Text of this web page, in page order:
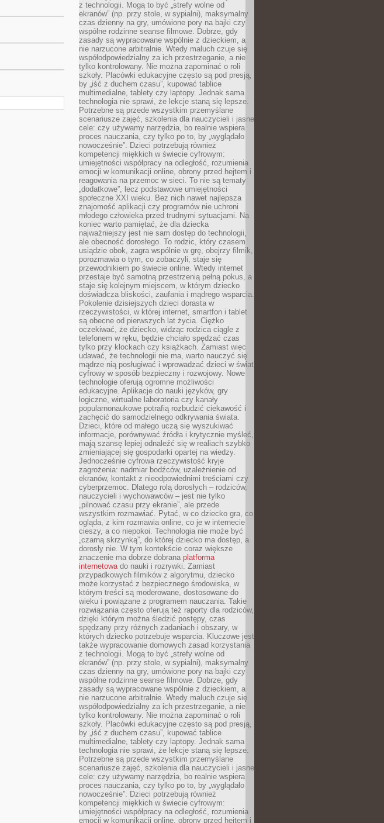
z technologii. Mogą to być „strefy wolne od
ekranów” (np. przy stole, w sypialni), maksymalny
czas dzienny na gry, umówione pory na bajki czy
wspólne rodzinne seanse filmowe. Dobrze, gdy
zasady są wypracowane wspólnie z dzieckiem, a
nie narzucone arbitralnie. Wtedy maluch czuje się
współodpowiedzialny za ich przestrzeganie, a nie
tylko kontrolowany. Nie można zapominać o roli
szkoły. Placówki edukacyjne często są pod presją,
by „iść z duchem czasu”, kupować tablice
multimedialne, tablety czy laptopy. Jednak sama
technologia nie sprawi, że lekcje staną się lepsze.
Potrzebne są przede wszystkim przemyślane
scenariusze zajęć, szkolenia dla nauczycieli i jasne
cele: czy używamy narzędzia, bo realnie wspiera
proces nauczania, czy tylko po to, by „wyglądało
nowocześnie”. Dzieci potrzebują również
kompetencji miękkich w świecie cyfrowym:
umiejętności współpracy na odległość, rozumienia
emocji w komunikacji online, obrony przed hejtem i
reagowania na przemoc w sieci. To nie są tematy
„dodatkowe”, lecz podstawowe umiejętności
społeczne XXI wieku. Bez nich nawet najlepsza
znajomość aplikacji czy programów nie uchroni
młodego człowieka przed trudnymi sytuacjami. Na
koniec warto pamiętać, że dla dziecka
najważniejszy jest nie sam dostęp do technologii,
ale obecność dorosłego. To rodzic, który czasem
usiądzie obok, zagra wspólnie w grę, obejrzy filmik,
porozmawia o tym, co zobaczyli, staje się
przewodnikiem po świecie online. Wtedy internet
przestaje być samotną przestrzenią pełną pokus, a
staje się kolejnym miejscem, w którym dziecko
doświadcza bliskości, zaufania i mądrego wsparcia.
Pokolenie dzisiejszych dzieci dorasta w
rzeczywistości, w której internet, smartfon i tablet
są obecne od pierwszych lat życia. Ciężko
oczekiwać, że dziecko, widząc rodzica ciągle z
telefonem w ręku, będzie chciało spędzać czas
tylko przy klockach czy książkach. Zamiast więc
udawać, że technologii nie ma, warto nauczyć się
mądrze nią posługiwać i wprowadzać dzieci w świat
cyfrowy w sposób bezpieczny i rozwojowy. Nowe
technologie oferują ogromne możliwości
edukacyjne. Aplikacje do nauki języków, gry
logiczne, wirtualne laboratoria czy kanały
popularnonaukowe potrafią rozbudzić ciekawość i
zachęcić do samodzielnego odkrywania świata.
Dzieci, które od małego uczą się wyszukiwać
informacje, porównywać źródła i krytycznie myśleć,
mają szansę lepiej odnaleźć się w realiach szybko
zmieniającej się gospodarki opartej na wiedzy.
Jednocześnie cyfrowa rzeczywistość kryje
zagrożenia: nadmiar bodźców, uzależnienie od
ekranów, kontakt z nieodpowiednimi treściami czy
cyberprzemoc. Dlatego rolą dorosłych – rodziców,
nauczycieli i wychowawców – jest nie tylko
„pilnować czasu przy ekranie”, ale przede
wszystkim rozmawiać. Pytać, w co dziecko gra, co
ogląda, z kim rozmawia online, co je w internecie
cieszy, a co niepokoi. Technologia nie może być
„czarną skrzynką”, do której dziecko ma dostęp, a
dorosły nie. W tym kontekście coraz większe
znaczenie ma dobrze dobrana platforma
internetowado nauki i rozrywki. Zamiast
przypadkowych filmików z algorytmu, dziecko
może korzystać z bezpiecznego środowiska, w
którym treści są moderowane, dostosowane do
wieku i powiązane z programem nauczania. Takie
rozwiązania często oferują też raporty dla rodziców,
dzięki którym można śledzić postępy, czas
spędzany przy różnych zadaniach i obszary, w
których dziecko potrzebuje wsparcia. Kluczowe jest
także wypracowanie domowych zasad korzystania
z technologii. Mogą to być „strefy wolne od
ekranów” (np. przy stole, w sypialni), maksymalny
czas dzienny na gry, umówione pory na bajki czy
wspólne rodzinne seanse filmowe. Dobrze, gdy
zasady są wypracowane wspólnie z dzieckiem, a
nie narzucone arbitralnie. Wtedy maluch czuje się
współodpowiedzialny za ich przestrzeganie, a nie
tylko kontrolowany. Nie można zapominać o roli
szkoły. Placówki edukacyjne często są pod presją,
by „iść z duchem czasu”, kupować tablice
multimedialne, tablety czy laptopy. Jednak sama
technologia nie sprawi, że lekcje staną się lepsze.
Potrzebne są przede wszystkim przemyślane
scenariusze zajęć, szkolenia dla nauczycieli i jasne
cele: czy używamy narzędzia, bo realnie wspiera
proces nauczania, czy tylko po to, by „wyglądało
nowocześnie”. Dzieci potrzebują również
kompetencji miękkich w świecie cyfrowym:
umiejętności współpracy na odległość, rozumienia
emocji w komunikacji online, obrony przed hejtem i